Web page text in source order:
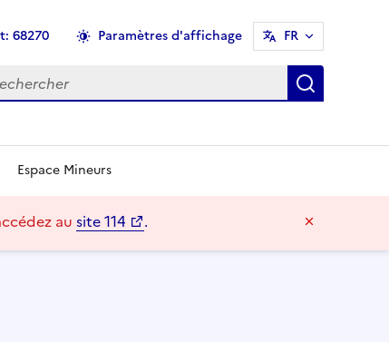
68270 Paramètres d'affichage FR
Espace Mineurs
au site 114 .